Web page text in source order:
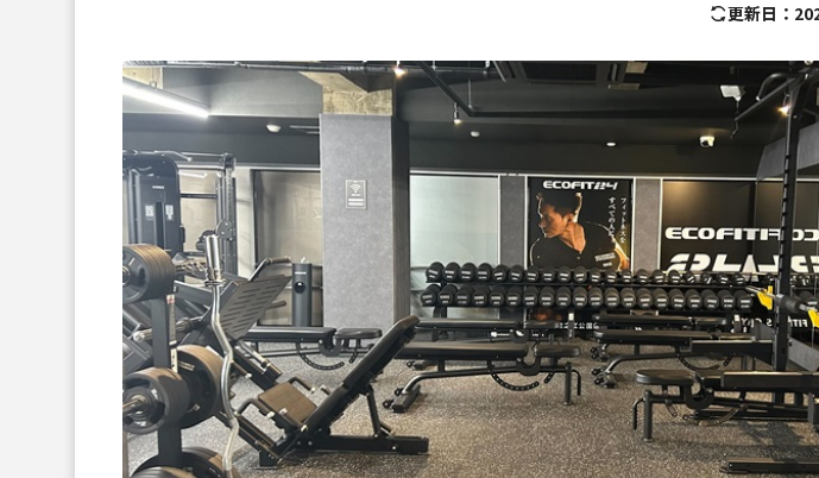
更新日：